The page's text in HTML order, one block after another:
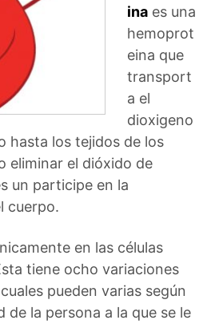
ina es una
hemoprot
eina que
transport
a el
dioxigeno
hasta los tejidos de los
eliminar el dióxido de
un participe en la
cuerpo.
en las células
tiene ocho variaciones
pueden varias según
de la persona a la que se le